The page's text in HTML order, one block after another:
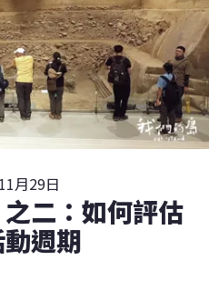
月29日
之二：如何評估
週期